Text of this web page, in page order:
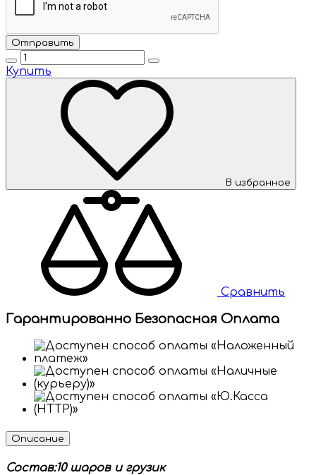
Купить
В избранное
Сравнить
Гарантированно Безопасная Оплата
Описание
Состав:10 шаров и грузик